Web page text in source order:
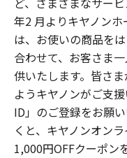
年2 月よりキヤノン
は、お使いの商品を
合わせて、お客さま
供いたします。皆さ
ようキヤノンがご支
ID」のご登録をお願
くと、キヤノンオン
1,000円OFFクーポン